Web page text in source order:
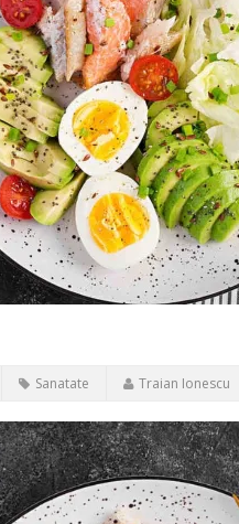
Sanatate Traian Ionescu